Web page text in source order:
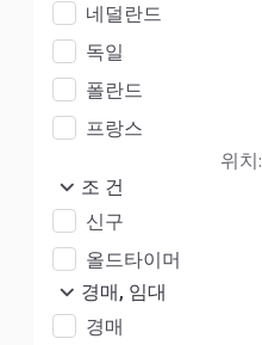
네덜란드
독일
폴란드
프랑스
위치:
조 건
신구
올드타이머
경매, 임대
경매